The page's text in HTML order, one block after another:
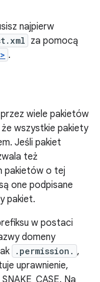
najpierw
za pomocą
.
wiele pakietów
wszystkie pakiety
Jeśli pakiet
też
pakietów o tej
one podpisane
pakiet.
w postaci
domeny
.permission. ,
uprawnienie,
Na